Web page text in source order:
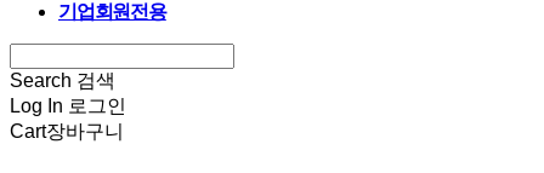
기업회원전용
Search 검색
Log In 로그인
Cart장바구니